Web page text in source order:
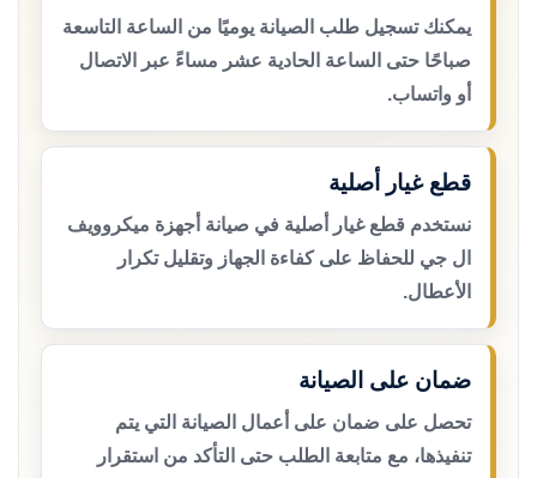
يمكنك تسجيل طلب الصيانة يوميًا من الساعة التاسعة
صباحًا حتى الساعة الحادية عشر مساءً عبر الاتصال
أو واتساب.
قطع غيار أصلية
نستخدم قطع غيار أصلية في صيانة أجهزة ميكروويف
ال جي للحفاظ على كفاءة الجهاز وتقليل تكرار
الأعطال.
ضمان على الصيانة
تحصل على ضمان على أعمال الصيانة التي يتم
تنفيذها، مع متابعة الطلب حتى التأكد من استقرار